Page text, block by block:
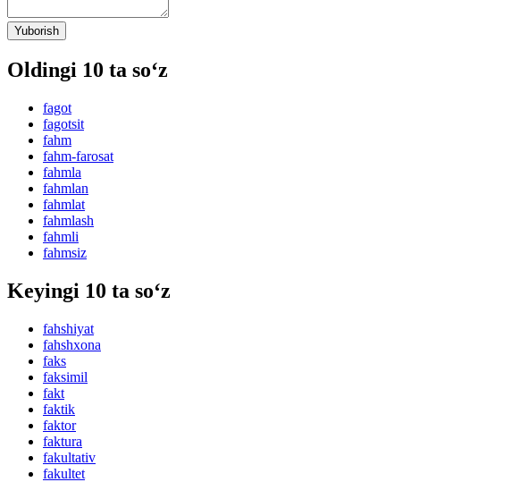
Yuborish
Oldingi 10 ta so‘z
fagot
fagotsit
fahm
fahm-farosat
fahmla
fahmlan
fahmlat
fahmlash
fahmli
fahmsiz
Keyingi 10 ta so‘z
fahshiyat
fahshxona
faks
faksimil
fakt
faktik
faktor
faktura
fakultativ
fakultet